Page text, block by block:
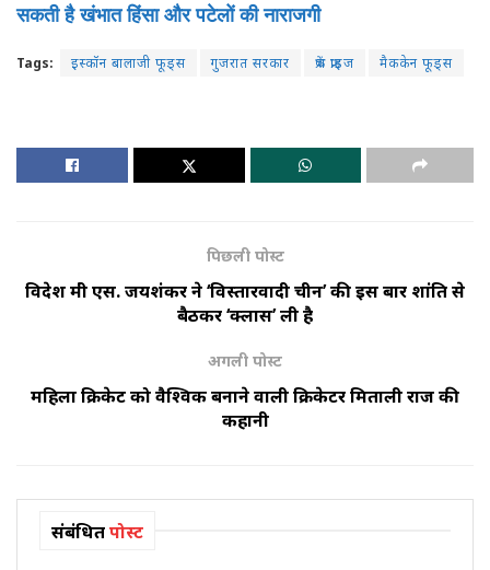
सकती है खंभात हिंसा और पटेलों की नाराजगी
Tags: इस्कॉन बालाजी फूड्स गुजरात सरकार फ्रेंच फ्राइज मैककेन फूड्स
पिछली पोस्ट
विदेश मंत्री एस. जयशंकर ने ‘विस्तारवादी चीन’ की इस बार शांति से
बैठकर ‘क्लास’ ली है
अगली पोस्ट
महिला क्रिकेट को वैश्विक बनाने वाली क्रिकेटर मिताली राज की
कहानी
संबंधितपोस्ट